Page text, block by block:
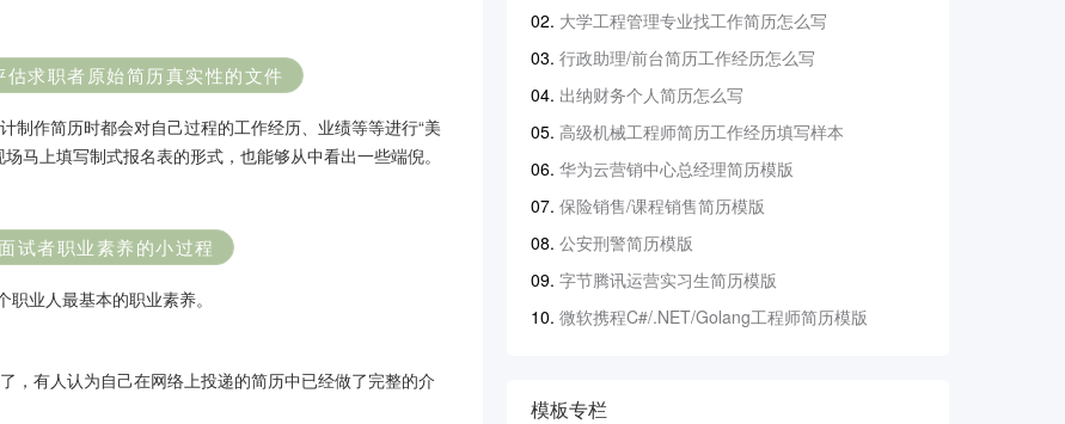
求职者原始简历真实性的文件
制作简历时都会对自己过程的工作经历、业绩等等进行“美
马上填写制式报名表的形式，也能够从中看出一些端倪。
试者职业素养的小过程
业人最基本的职业素养。
，有人认为自己在网络上投递的简历中已经做了完整的介
大学工程管理专业找工作简历怎么写
行政助理/前台简历工作经历怎么写
出纳财务个人简历怎么写
高级机械工程师简历工作经历填写样本
华为云营销中心总经理简历模版
保险销售/课程销售简历模版
公安刑警简历模版
字节腾讯运营实习生简历模版
微软携程C#/.NET/Golang工程师简历模版
模板专栏